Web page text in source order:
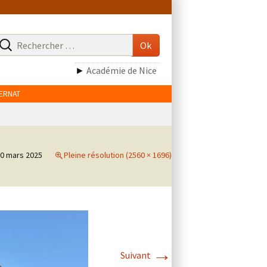
Ok
► Académie de Nice
mars 2025 Pleine résolution (2560 × 1696)
Suivant →